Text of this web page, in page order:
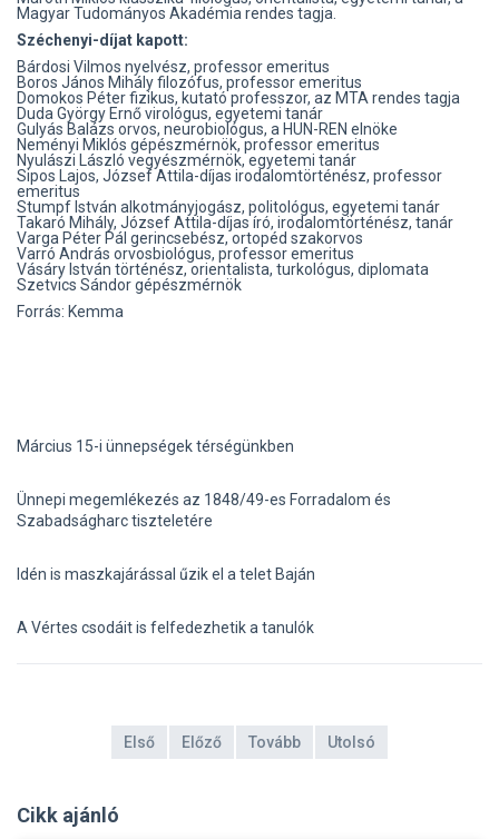
Magyar Tudományos Akadémia rendes tagja.
Széchenyi-díjat kapott:
Bárdosi Vilmos nyelvész, professor emeritus
Boros János Mihály filozófus, professor emeritus
Domokos Péter fizikus, kutató professzor, az MTA rendes tagja
Duda György Ernő virológus, egyetemi tanár
Gulyás Balázs orvos, neurobiológus, a HUN-REN elnöke
Neményi Miklós gépészmérnök, professor emeritus
Nyulászi László vegyészmérnök, egyetemi tanár
Sipos Lajos, József Attila-díjas irodalomtörténész, professor
emeritus
Stumpf István alkotmányjogász, politológus, egyetemi tanár
Takaró Mihály, József Attila-díjas író, irodalomtörténész, tanár
Varga Péter Pál gerincsebész, ortopéd szakorvos
Varró András orvosbiológus, professor emeritus
Vásáry István történész, orientalista, turkológus, diplomata
Szetvics Sándor gépészmérnök
Forrás: Kemma
Március 15-i ünnepségek térségünkben
Ünnepi megemlékezés az 1848/49-es Forradalom és
Szabadságharc tiszteletére
Idén is maszkajárással űzik el a telet Baján
A Vértes csodáit is felfedezhetik a tanulók
Első Előző Tovább Utolsó
Cikk ajánló